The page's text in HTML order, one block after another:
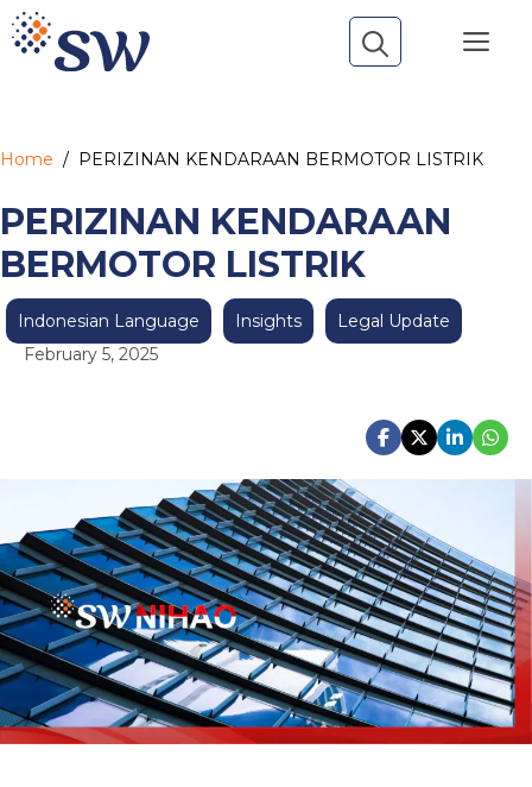
Skip
to
Home / PERIZINAN KENDARAAN BERMOTOR LISTRIK
PERIZINAN KENDARAAN
BERMOTOR LISTRIK
Indonesian Language Insights
Legal Update
February 5, 2025